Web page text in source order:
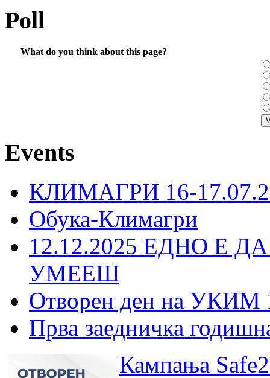
Poll
What do you think about this page?
Events
КЛИМАГРИ 16-
Обука-Климагри
12.12.2025 ЕДНО Е
УМЕЕШ
Отворен ден на УКИМ
Прва заедничка
Кампања